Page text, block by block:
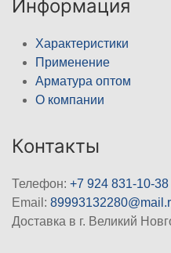
Информация
Характеристики
Применение
Арматура оптом
О компании
Контакты
Телефон: +7 924 831-10-38
Email:
Доставка в г. Великий